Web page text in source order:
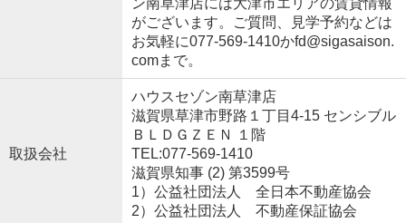
がございます。ご質問、見学予約などは
お気軽に077-569-1410かfd@sigasaison.
comまで。
取扱会社
ハウスセゾン南草津店
滋賀県草津市野路１丁目4-15 センシブル
ＢＬＤＧＺＥＮ １階
TEL:077-569-1410
滋賀県知事 (2) 第3599号
1）公益社団法人 全日本不動産協会
2）公益社団法人 不動産保証協会